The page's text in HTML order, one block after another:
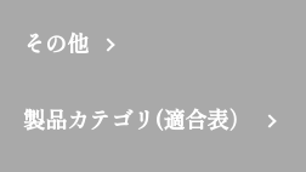
その他
製品カテゴリ(適合表）